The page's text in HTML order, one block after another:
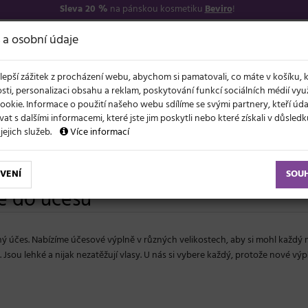
Sleva 20 % na pánskou kosmetikuBeviro!
NOVĚ LÉTO A VLASY AKCE
do účesu
Nabízíme účesové výplně v různých velikostech, aby si mohl
lehké a nijak nezatěžují vlasy. U nás si vybere každý, protože nové
osobní údaje
zážitek z procházení webu, abychom si pamatovali, co máte v košíku,
personalizaci obsahu a reklam, poskytování funkcí sociálních médií
Informace o použití našeho webu sdílíme se svými partnery, kteří
s dalšími informacemi, které jste jim poskytli nebo které získali v
služeb.
Více informací